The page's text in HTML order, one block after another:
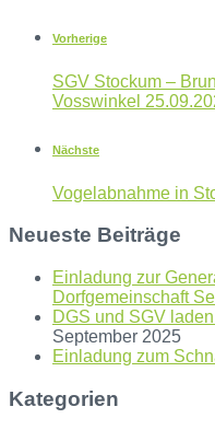
Vorherige
SGV Stockum –
Vosswinkel
Nächste
Vogelabnahme in
Neueste Beiträge
Einladung zur
Dorfgemeinschaft
DGS und SGV
September 2025
Einladung zum
Kategorien